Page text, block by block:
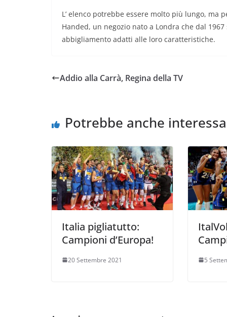
L’ elenco potrebbe essere molto più lungo, ma
Handed, un negozio nato a Londra che dal
abbigliamento adatti alle loro caratteristiche.
Addio alla Carrà, Regina della TV
Potrebbe anche
Italia pigliatutto:
Campioni d’Europa!
20 Settembre 2021 5